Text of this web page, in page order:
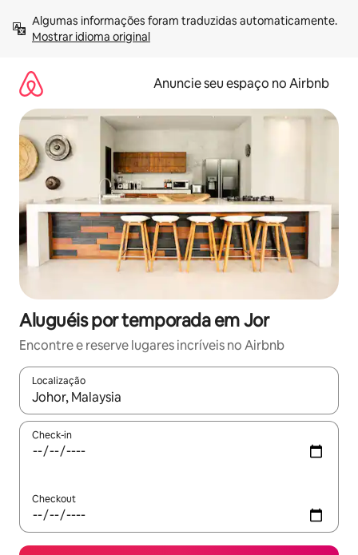
para
Mostrar idioma original
Anuncie seu espaço no Airbnb
Aluguéis por temporada em Jor
Encontre e reserve lugares incríveis no Airbnb
Localização
Quando os resultados estiverem disponíveis, explore-os
Check-in
Checkout